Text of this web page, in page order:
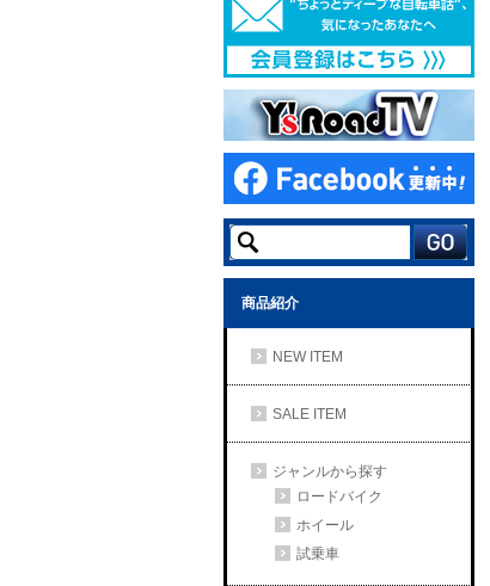
商品紹介
NEW ITEM
SALE ITEM
ジャンルから探す
ロードバイク
ホイール
試乗車